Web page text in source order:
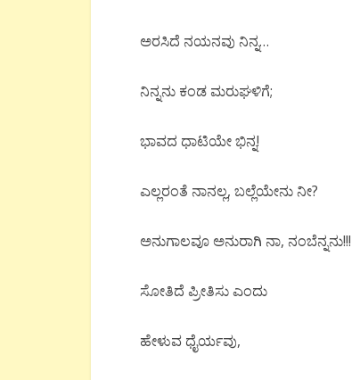
ಅರಸಿದೆ ನಯನವು ನಿನ್ನ…
ನಿನ್ನನು ಕಂಡ ಮರುಘಳಿಗೆ;
ಭಾವದ ಧಾಟಿಯೇಭಿನ್ನ!
ಎಲ್ಲರಂತೆ ನಾನಲ್ಲ, ಬಲ್ಲೆಯೇನುನೀ?
ಅನುಗಾಲವೂ ಅನುರಾಗಿ ನಾ, ನಂಬೆನ್ನನು!!!
ಸೋತಿದೆ ಪ್ರೀತಿಸುಎಂದು
ಹೇಳುವ ಧೈರ್ಯವು,